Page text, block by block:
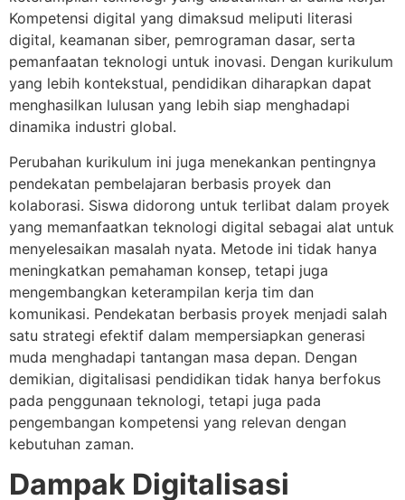
Kompetensi digital yang dimaksud meliputi literasi
digital, keamanan siber, pemrograman dasar, serta
pemanfaatan teknologi untuk inovasi. Dengan kurikulum
yang lebih kontekstual, pendidikan diharapkan dapat
menghasilkan lulusan yang lebih siap menghadapi
dinamika industri global.
Perubahan kurikulum ini juga menekankan pentingnya
pendekatan pembelajaran berbasis proyek dan
kolaborasi. Siswa didorong untuk terlibat dalam proyek
yang memanfaatkan teknologi digital sebagai alat untuk
menyelesaikan masalah nyata. Metode ini tidak hanya
meningkatkan pemahaman konsep, tetapi juga
mengembangkan keterampilan kerja tim dan
komunikasi. Pendekatan berbasis proyek menjadi salah
satu strategi efektif dalam mempersiapkan generasi
muda menghadapi tantangan masa depan. Dengan
demikian, digitalisasi pendidikan tidak hanya berfokus
pada penggunaan teknologi, tetapi juga pada
pengembangan kompetensi yang relevan dengan
kebutuhan zaman.
Dampak Digitalisasi